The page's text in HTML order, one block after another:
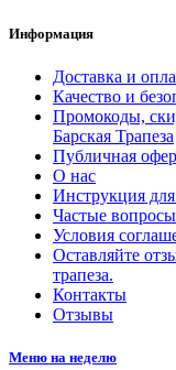
Информация
Доставка и
Качество и
Промокоды,
Барская Трапеза
Публичная
О нас
Инструкция
Частые вопросы
Условия
Оставляйте
трапеза.
Контакты
Отзывы
Меню на неделю